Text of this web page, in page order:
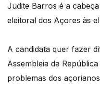
Judite Barros é a
eleitoral dos Açores às
A candidata quer fazer
Assembleia da
problemas dos